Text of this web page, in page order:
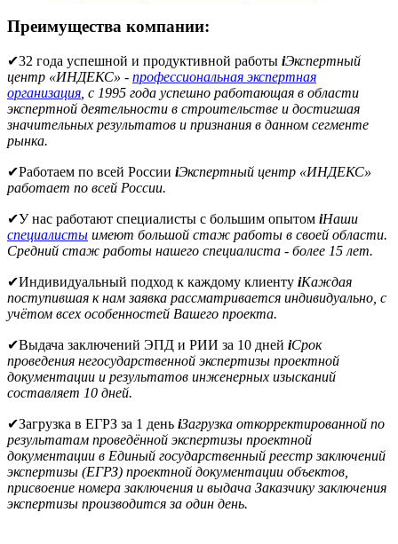
Преимущества компании:
✔32 года успешной и продуктивной работы iЭкспертный
центр «ИНДЕКС» - профессиональная экспертная
организация, с 1995 года успешно работающая в области
экспертной деятельности в строительстве и достигшая
значительных результатов и признания в данном сегменте
рынка.
✔Работаем по всей России iЭкспертный центр «ИНДЕКС»
работает по всей России.
✔У нас работают специалисты с большим опытом iНаши
специалисты имеют большой стаж работы в своей области.
Средний стаж работы нашего специалиста - более 15 лет.
✔Индивидуальный подход к каждому клиенту iКаждая
поступившая к нам заявка рассматривается индивидуально, с
учётом всех особенностей Вашего проекта.
✔Выдача заключений ЭПД и РИИ за 10 дней iСрок
проведения негосударственной экспертизы проектной
документации и результатов инженерных изысканий
составляет 10 дней.
✔Загрузка в ЕГРЗ за 1 день iЗагрузка откорректированной по
результатам проведённой экспертизы проектной
документации в Единый государственный реестр заключений
экспертизы (ЕГРЗ) проектной документации объектов,
присвоение номера заключения и выдача Заказчику заключения
экспертизы производится за один день.